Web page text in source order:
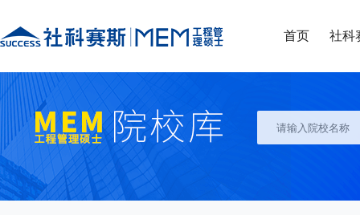
首页 社科